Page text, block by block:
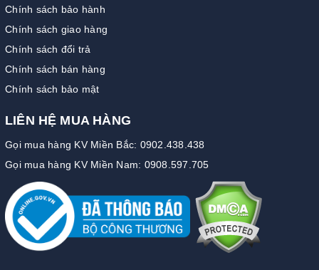
Chính sách bảo hành
Chính sách giao hàng
Chính sách đổi trả
Chính sách bán hàng
Chính sách bảo mật
LIÊN HỆ MUA HÀNG
Gọi mua hàng KV Miền Bắc: 0902.438.438
Gọi mua hàng KV Miền Nam: 0908.597.705